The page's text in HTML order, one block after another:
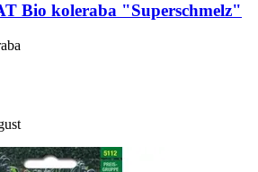
Bio koleraba "Superschmelz"